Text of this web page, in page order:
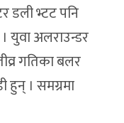
डली भ्टट पनि
युवा अलराउन्डर
गतिका बलर
हुन् । समग्रमा